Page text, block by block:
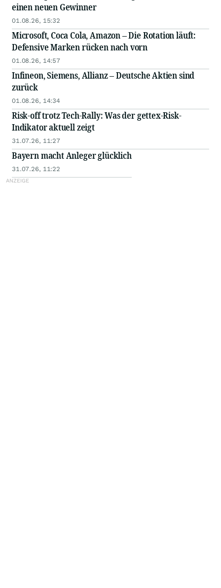
einen neuen Gewinner
01.08.26, 15:32
Microsoft, Coca Cola, Amazon – Die Rotation läuft:
Defensive Marken rücken nach vorn
01.08.26, 14:57
Infineon, Siemens, Allianz – Deutsche Aktien sind
zurück
01.08.26, 14:34
Risk-off trotz Tech-Rally: Was der gettex-Risk-
Indikator aktuell zeigt
31.07.26, 11:27
Bayern macht Anleger glücklich
31.07.26, 11:22